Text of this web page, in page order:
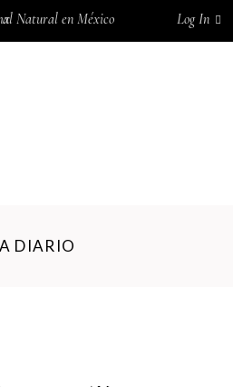
al Natural en México Log In
No products in the cart.
DIARIO